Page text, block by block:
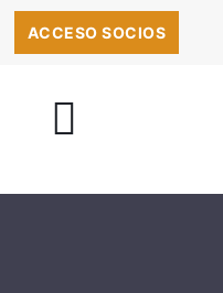
ACCESO SOCIOS